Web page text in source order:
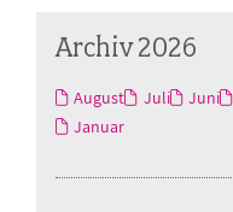
Archiv 2026
August Juli Juni
Januar